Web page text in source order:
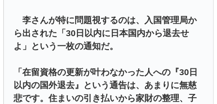
李さんが特に問題視するのは、入国管理局か
ら出された「30日以内に日本国内から退去せ
よ」という一枚の通知だ。
「在留資格の更新が叶わなかった人への『30日
以内の国外退去』という通告は、あまりに無慈
悲です。住まいの引き払いから家財の整理、子